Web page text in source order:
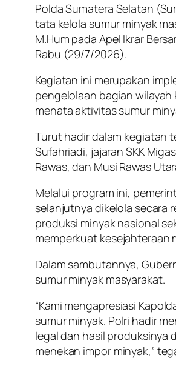
Polda Sumatera Selatan
tata kelola sumur minyak
M.Hum pada Apel Ikrar
Rabu (29/7/2026).
Kegiatan ini merupakan
pengelolaan bagian
menata aktivitas sumur
Turut hadir dalam kegiatan
Sufahriadi, jajaran SKK
Rawas, dan Musi Rawas
Melalui program ini,
selanjutnya dikelola secara
produksi minyak nasional
memperkuat kesejahteraan
Dalam sambutannya,
sumur minyak masyarakat.
“Kami mengapresiasi
sumur minyak. Polri hadir
legal dan hasil produksinya
menekan impor minyak,”